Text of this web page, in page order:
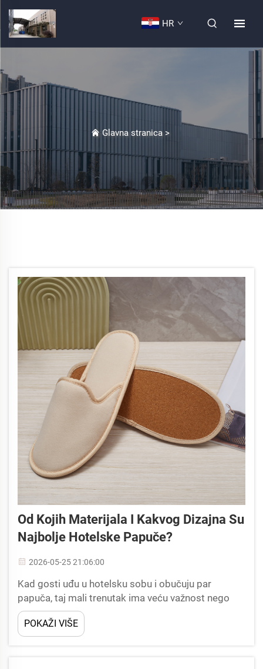
HR
Glavna stranica >
Od Kojih Materijala I Kakvog Dizajna Su
Najbolje Hotelske Papuče?
2026-05-25 21:06:00
Kad gosti uđu u hotelsku sobu i obučuju par
papuča, taj mali trenutak ima veću važnost nego
što većina menadžera ugostiteljstva shvaća.
Materijali i dizajn iza ekoloških hotelskih papuča
direktno utječu na goste...
POKAŽI VIŠE